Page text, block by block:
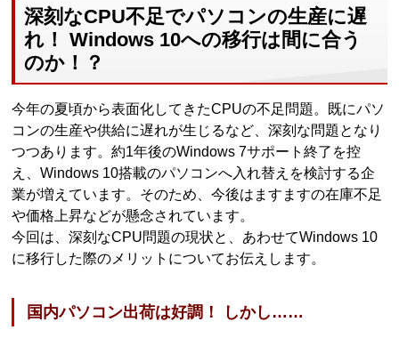
深刻なCPU不足でパソコンの生産に遅
れ！ Windows 10への移行は間に合う
のか！？
今年の夏頃から表面化してきたCPUの不足問題。既にパソ
コンの生産や供給に遅れが生じるなど、深刻な問題となり
つつあります。約1年後のWindows 7サポート終了を控
え、Windows 10搭載のパソコンへ入れ替えを検討する企
業が増えています。そのため、今後はますますの在庫不足
や価格上昇などが懸念されています。
今回は、深刻なCPU問題の現状と、あわせてWindows 10
に移行した際のメリットについてお伝えします。
国内パソコン出荷は好調！ しかし……